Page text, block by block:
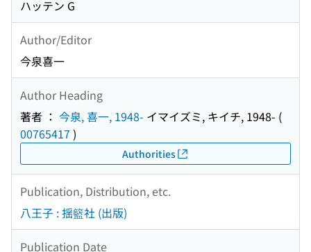
ハッテン G
Author/Editor
今泉喜一
Author Heading
著者 ： 今泉, 喜一, 1948- イマイズミ, キイチ, 1948- (
00765417 )
Authorities
Publication, Distribution, etc.
八王子 : 揺籃社 (出版)
Publication Date